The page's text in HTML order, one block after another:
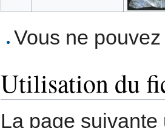
Vous ne
Utilisation du
La page